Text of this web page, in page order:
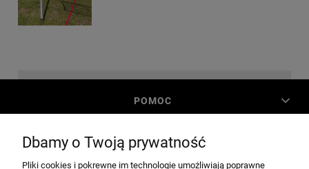
POMOC
MOJE KONTO
Dbamy o Twoją prywatność
Pliki cookies i pokrewne im technologie umożliwiają poprawne